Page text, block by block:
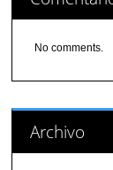
No comments.
Archivo